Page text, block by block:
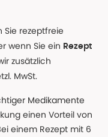
Sie rezeptfreie
wenn Sie ein Rezept
zusätzlich
MwSt.
Medikamente
einen Vorteil von
einem Rezept mit 6